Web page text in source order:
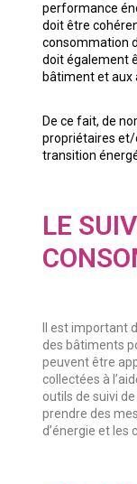
performance
doit être
consommation
doit également
bâtiment et aux
De ce fait, de
propriétaires et/
transition
LE
Il est important
des bâtiments
peuvent être
collectées à
outils de suivi
prendre des
d’énergie et les